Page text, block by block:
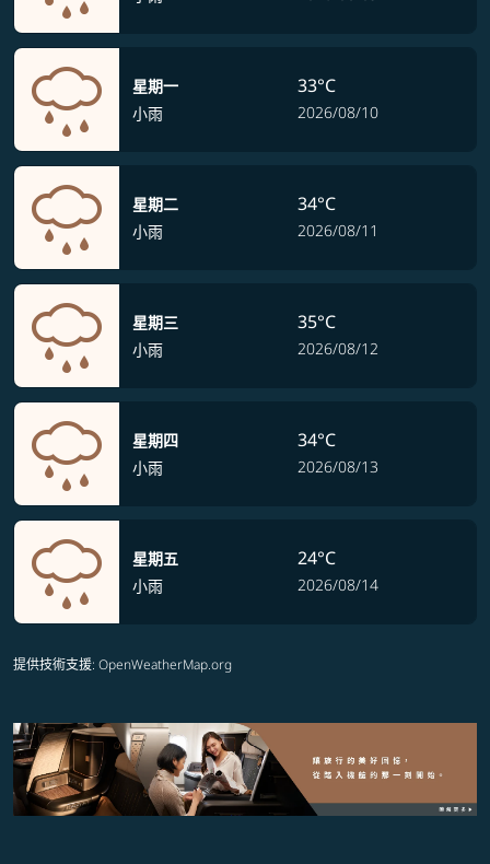
星期一
小雨
33°C
2026/08/10
星期二
小雨
34°C
2026/08/11
星期三
小雨
35°C
2026/08/12
星期四
小雨
34°C
2026/08/13
星期五
小雨
24°C
2026/08/14
提供技術支援: OpenWeatherMap.org